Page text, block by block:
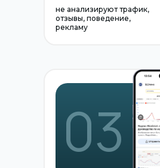
не анализируют трафик,
отзывы, поведение,
рекламу
03